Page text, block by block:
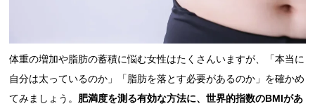
体重の増加や脂肪の蓄積に悩む女性はたくさんいますが、「本当に
自分は太っているのか」「脂肪を落とす必要があるのか」を確かめ
てみましょう。 肥満度を測る有効な方法に、世界的指数のBMIがあ